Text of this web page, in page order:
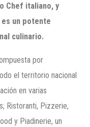
Chef italiano, y
un potente
culinario.
por
el territorio nacional
en varias
Ristoranti, Pizzerie,
y Piadinerie, un